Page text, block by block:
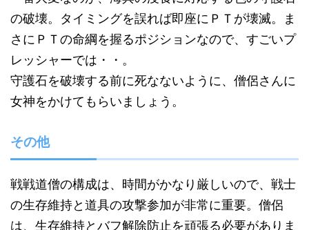
の破壊。タイミングを誤れば即座にＰＴが壊滅。ま
さにＰＴの命綱を握るポジションなので、すごいプ
レッシャーでは・・。
守護石を破壊する前に死なないように、僧侶さんに
女神をかけてもらいましょう。
その他
戦戦道僧の構成は、時間がかなり厳しいので、戦士
の生存維持と道具の攻撃参加が非常に重要。僧侶
は、生存維持とバフ解除防止を頑張る必要がありま